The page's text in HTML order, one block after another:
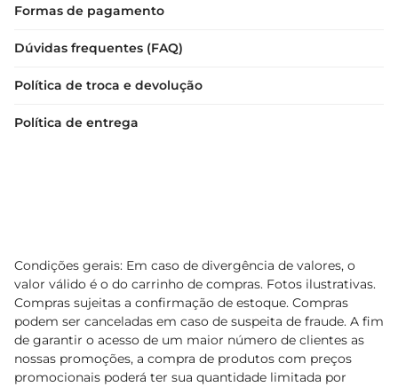
Formas de pagamento
Dúvidas frequentes (FAQ)
Política de troca e devolução
Política de entrega
Condições gerais: Em caso de divergência de valores, o
valor válido é o do carrinho de compras. Fotos ilustrativas.
Compras sujeitas a confirmação de estoque. Compras
podem ser canceladas em caso de suspeita de fraude. A fim
de garantir o acesso de um maior número de clientes as
nossas promoções, a compra de produtos com preços
promocionais poderá ter sua quantidade limitada por